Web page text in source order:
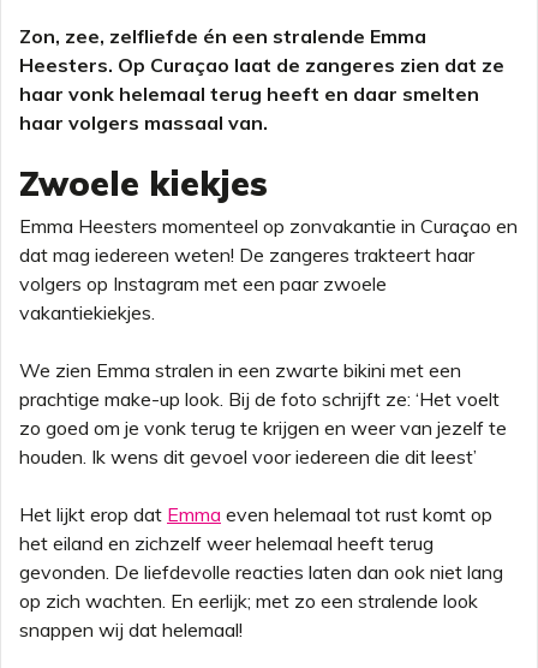
Zon, zee, zelfliefde én een stralende Emma
Heesters. Op Curaçao laat de zangeres zien dat ze
haar vonk helemaal terug heeft en daar smelten
haar volgers massaal van.
Zwoele kiekjes
Emma Heesters momenteel op zonvakantie in Curaçao en
dat mag iedereen weten! De zangeres trakteert haar
volgers op Instagram met een paar zwoele
vakantiekiekjes.
We zien Emma stralen in een zwarte bikini met een
prachtige make-up look. Bij de foto schrijft ze: ‘Het voelt
zo goed om je vonk terug te krijgen en weer van jezelf te
houden. Ik wens dit gevoel voor iedereen die dit leest’
Het lijkt erop dat Emma even helemaal tot rust komt op
het eiland en zichzelf weer helemaal heeft terug
gevonden. De liefdevolle reacties laten dan ook niet lang
op zich wachten. En eerlijk; met zo een stralende look
snappen wij dat helemaal!